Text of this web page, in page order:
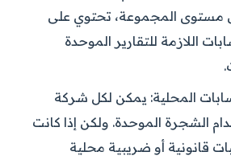
مستوى المجموعة، تحتوي على
اللازمة للتقارير الموحدة
المحلية: يمكن لكل شركة
الشجرة الموحدة. ولكن إذا كانت
قانونية أو ضريبية محلية